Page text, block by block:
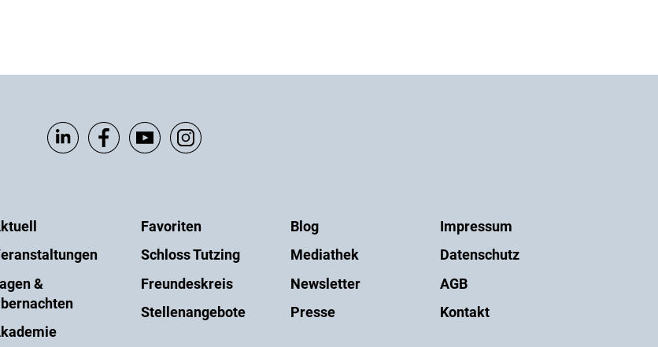
&
Favoriten
Schloss Tutzing
Freundeskreis
Stellenangebote
Blog
Mediathek
Newsletter
Presse
Impressum
Datenschutz
AGB
Kontakt